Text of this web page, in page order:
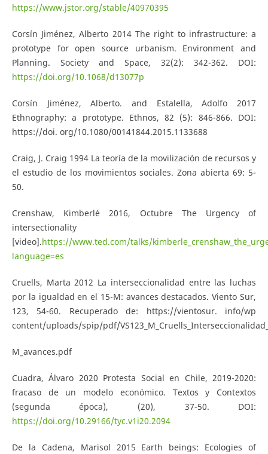
https://www.jstor.org/stable/40970395
Corsín Jiménez, Alberto 2014 The right to infrastructure: a
prototype for open source urbanism. Environment and
Planning. Society and Space, 32(2): 342-362. DOI:
https://doi.org/10.1068/d13077p
Corsín Jiménez, Alberto. and Estalella, Adolfo 2017
Ethnography: a prototype. Ethnos, 82 (5): 846-866. DOI:
https://doi. org/10.1080/00141844.2015.1133688
Craig, J. Craig 1994 La teoría de la movilización de recursos y
el estudio de los movimientos sociales. Zona abierta 69: 5-
50.
Crenshaw, Kimberlé 2016, Octubre The Urgency of
intersectionality
[video].https://www.ted.com/talks/
language=es
Cruells, Marta 2012 La interseccionalidad entre las luchas
por la igualdad en el 15-M: avances destacados. Viento Sur,
123, 54-60. Recuperado de: https://vientosur. info/wp
content/uploads/spip/pdf/
M_avances.pdf
Cuadra, Álvaro 2020 Protesta Social en Chile, 2019-2020:
fracaso de un modelo económico. Textos y Contextos
(segunda época), (20), 37-50. DOI:
https://doi.org/10.29166/tyc.v1i20.2094
De la Cadena, Marisol 2015 Earth beings: Ecologies of